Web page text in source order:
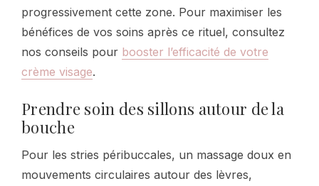
progressivement cette zone. Pour maximiser les
bénéfices de vos soins après ce rituel, consultez
nos conseils pour booster l’efficacité de votre
crème visage.
Prendre soin des sillons autour de la
bouche
Pour les stries péribuccales, un massage doux en
mouvements circulaires autour des lèvres,